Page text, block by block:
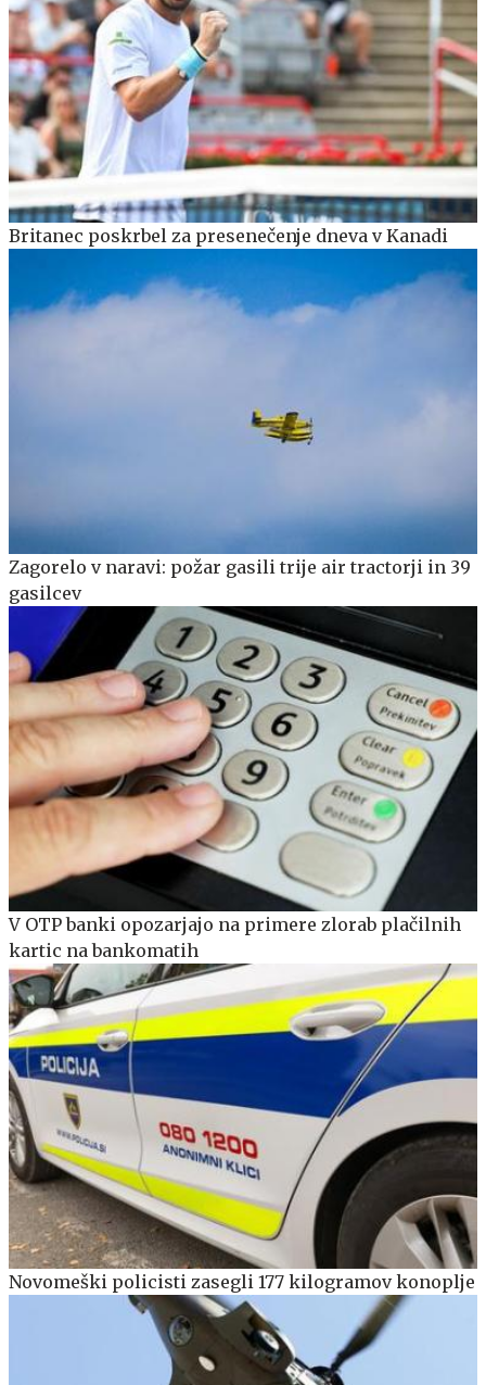
Britanec poskrbel za presenečenje dneva v Kanadi
Zagorelo v naravi: požar gasili trije air tractorji in 39
gasilcev
V OTP banki opozarjajo na primere zlorab plačilnih
kartic na bankomatih
Novomeški policisti zasegli 177 kilogramov konoplje